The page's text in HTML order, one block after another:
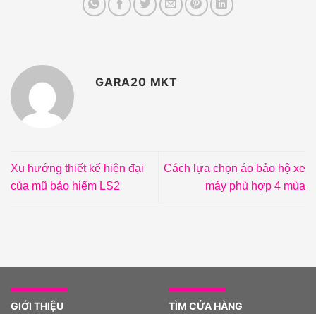
GARA20 MKT
Xu hướng thiết kế hiện đại
của mũ bảo hiểm LS2
Cách lựa chọn áo bảo hộ xe
máy phù hợp 4 mùa
GIỚI THIỆU TÌM CỬA HÀNG